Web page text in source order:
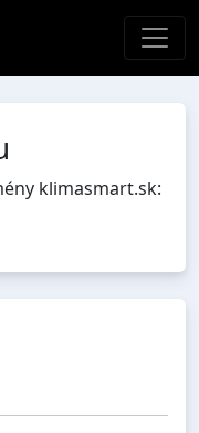
klimasmart.sk: